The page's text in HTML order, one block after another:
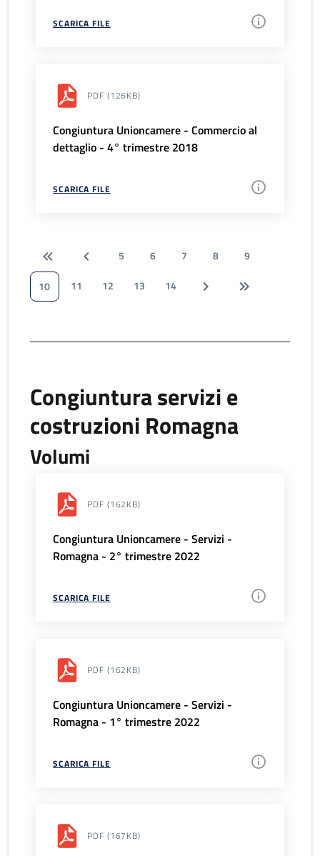
SCARICA FILE
PDF (126KB)
Congiuntura Unioncamere - Commercio al
dettaglio - 4° trimestre 2018
SCARICA FILE
5 6 7 8
9
10
11 12 13 14
Congiuntura servizi e
costruzioni Romagna
Volumi
PDF (162KB)
Congiuntura Unioncamere - Servizi -
Romagna - 2° trimestre 2022
SCARICA FILE
PDF (162KB)
Congiuntura Unioncamere - Servizi -
Romagna - 1° trimestre 2022
SCARICA FILE
PDF (167KB)